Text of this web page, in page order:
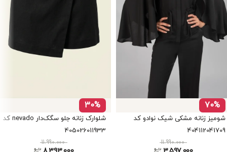
70%
شومیز زنانه مشکی شیک نوادو کد
404112041709
11.990.000
30%
شلوارک زنانه جلو سگک‌دار nevado کد
405026011933
11.990.000